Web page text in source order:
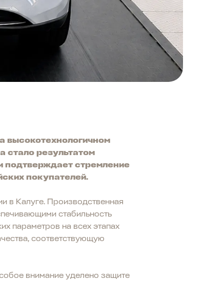
высокотехнологичном
стало результатом
подтверждает стремление
покупателей.
в Калуге. Производственная
стабильность
параметров на всех этапах
соответствующую
внимание уделено защите